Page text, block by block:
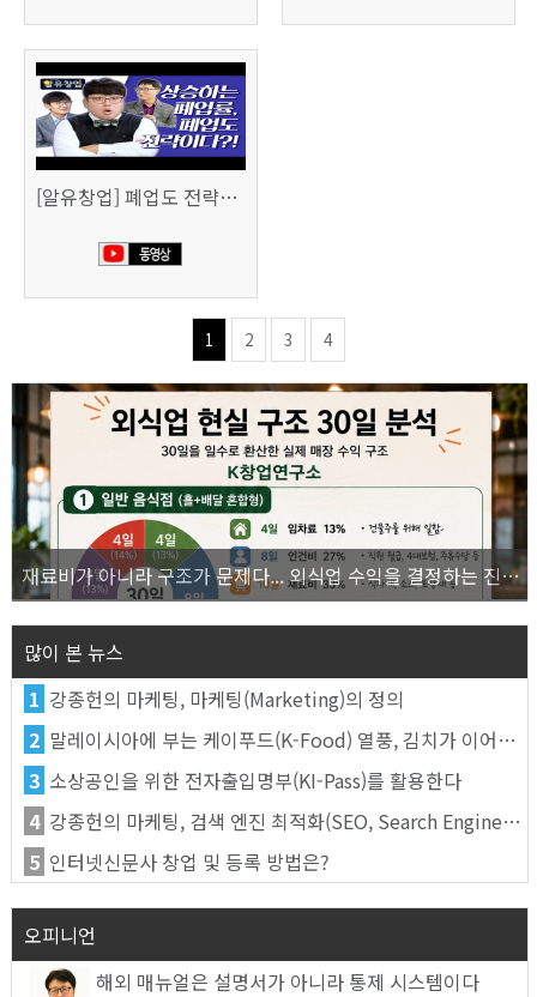
[알유창업] 폐업도 전략이다 사업 정리 노트
1 2 3 4
재료비가 아니라 구조가 문제다... 외식업 수익을 결정하는 진짜 숫자의 비밀
많이 본 뉴스
1 강종헌의 마케팅, 마케팅(Marketing)의 정의
2 말레이시아에 부는 케이푸드(K-Food) 열풍, 김치가 이어간다
3 소상공인을 위한 전자출입명부(KI-Pass)를 활용한다
4 강종헌의 마케팅, 검색 엔진 최적화(SEO, Search Engine Optimization)란
5 인터넷신문사 창업 및 등록 방법은?
오피니언
해외 매뉴얼은 설명서가 아니라 통제 시스템이다